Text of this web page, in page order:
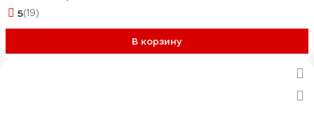
5(19)
В корзину